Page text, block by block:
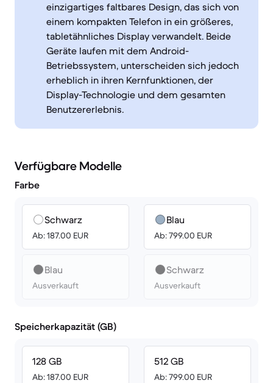
einzigartiges faltbares Design, das sich von
einem kompakten Telefon in ein größeres,
tabletähnliches Display verwandelt. Beide
Geräte laufen mit dem Android-
Betriebssystem, unterscheiden sich jedoch
erheblich in ihren Kernfunktionen, der
Display-Technologie und dem gesamten
Benutzererlebnis.
Verfügbare Modelle
Farbe
Schwarz
Ab: 187.00 EUR
Blau
Ausverkauft
Blau
Ab: 799.00 EUR
Schwarz
Ausverkauft
Speicherkapazität (GB)
128 GB
Ab: 187.00 EUR
512 GB
Ab: 799.00 EUR